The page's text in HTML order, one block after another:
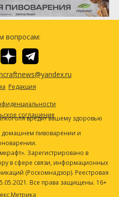
вопросам:
Редакция
соглашение
вредит вашему здоровью
домашнем пивоварении и
Зарегистрировано в
в сфере связи, информационных
(Роскомнадзор). Реестровая
Все права защищены. 16+